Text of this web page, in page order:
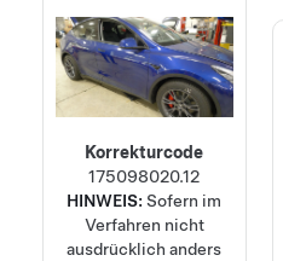
Korrekturcode
175098020.12
HINWEIS:Sofern im
Verfahren nicht
ausdrücklich anders